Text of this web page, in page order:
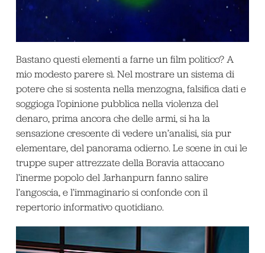
Bastano questi elementi a farne un film politico? A
mio modesto parere sì. Nel mostrare un sistema di
potere che si sostenta nella menzogna, falsifica dati e
soggioga l’opinione pubblica nella violenza del
denaro, prima ancora che delle armi, si ha la
sensazione crescente di vedere un’analisi, sia pur
elementare, del panorama odierno. Le scene in cui le
truppe super attrezzate della Boravia attaccano
l’inerme popolo del Jarhanpurn fanno salire
l’angoscia, e l’immaginario si confonde con il
repertorio informativo quotidiano.